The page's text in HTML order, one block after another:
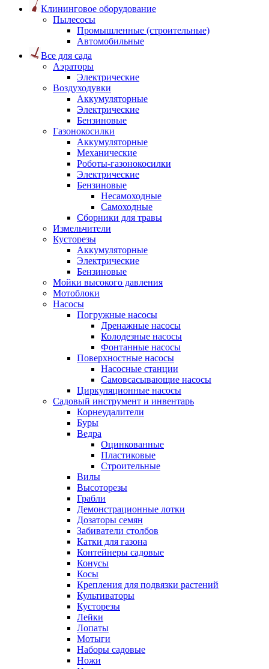
Клининговое оборудование
Пылесосы
Промышленные (строительные)
Автомобильные
Все для сада
Аэраторы
Электрические
Воздуходувки
Аккумуляторные
Электрические
Бензиновые
Газонокосилки
Аккумуляторные
Механические
Роботы-газонокосилки
Электрические
Бензиновые
Несамоходные
Самоходные
Сборники для травы
Измельчители
Кусторезы
Аккумуляторные
Электрические
Бензиновые
Мойки высокого давления
Мотоблоки
Насосы
Погружные насосы
Дренажные насосы
Колодезные насосы
Фонтанные насосы
Поверхностные насосы
Насосные станции
Самовсасывающие насосы
Циркуляционные насосы
Садовый инструмент и инвентарь
Корнеудалители
Буры
Ведра
Оцинкованные
Пластиковые
Строительные
Вилы
Высоторезы
Грабли
Демонстрационные лотки
Дозаторы семян
Забиватели столбов
Катки для газона
Контейнеры садовые
Конусы
Косы
Крепления для подвязки растений
Культиваторы
Кусторезы
Лейки
Лопаты
Мотыги
Наборы садовые
Ножи